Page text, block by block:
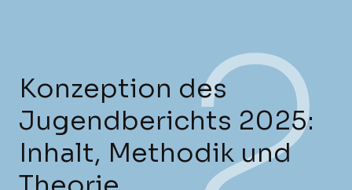
Konzeption des
Jugendberichts 2025:
Inhalt, Methodik und